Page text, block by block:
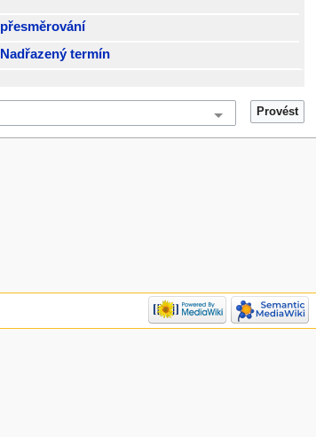
přesměrování
Nadřazený termín